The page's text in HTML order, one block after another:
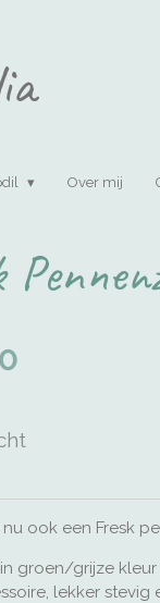
Over mij
nu ook een Fresk
groen/grijze
lekker stevig